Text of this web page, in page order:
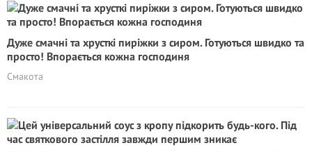
Дуже смачні та хрусткі пиріжки з сиром. Готуються швидко та
просто! Впорається кожна господиня
Смакота